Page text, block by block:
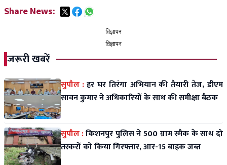
Share News:
विज्ञापन
विज्ञापन
जरूरी खबरें
सुपौल :हर घर तिरंगा अभियान की तैयारी तेज, डीएम
सावन कुमार ने अधिकारियों के साथ की समीक्षा बैठक
सुपौल :किशनपुर पुलिस ने 500 ग्राम स्मैक के साथ दो
तस्करों को किया गिरफ्तार, आर-15 बाइक जब्त